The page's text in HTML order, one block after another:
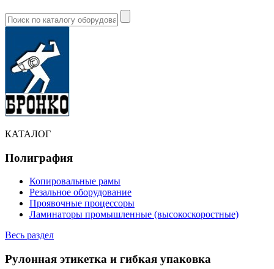
КАТАЛОГ
Полиграфия
Копировальные рамы
Резальное оборудование
Проявочные процессоры
Ламинаторы промышленные (высокоскоростные)
Весь раздел
Рулонная этикетка и гибкая упаковка